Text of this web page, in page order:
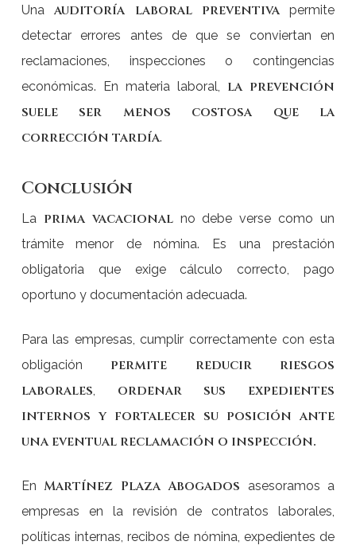
Unaauditoría laboral preventivapermite
detectar errores antes de que se conviertan en
reclamaciones, inspecciones o contingencias
económicas. En materia laboral, la prevención
suele ser menos costosa que la
corrección tardía.
Conclusión
Laprima vacacionalno debe verse como un
trámite menor de nómina. Es una prestación
obligatoria que exige cálculo correcto, pago
oportuno y documentación adecuada.
Para las empresas, cumplir correctamente con esta
obligación permite reducir riesgos
laborales, ordenar sus expedientes
internos y fortalecer su posición ante
una eventual reclamación o inspección.
EnMartínez Plaza Abogados asesoramos a
empresas en la revisión de contratos laborales,
políticas internas, recibos de nómina, expedientes de